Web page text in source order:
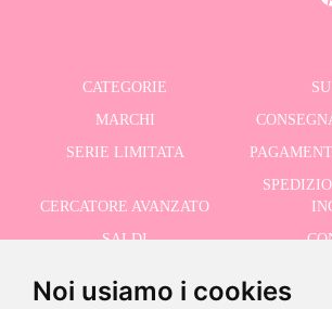
Noi usiamo i cookies
CATEGORIE
MARCHI
SERIE LIMITATA
CERCATORE AVANZATO
SALDI